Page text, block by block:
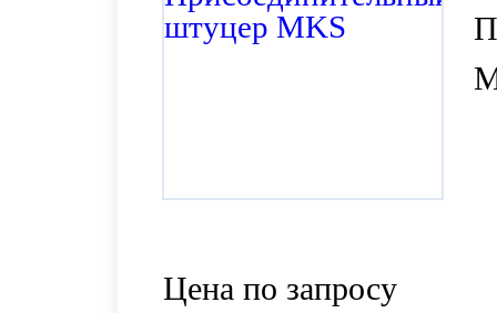
Цена по запросу